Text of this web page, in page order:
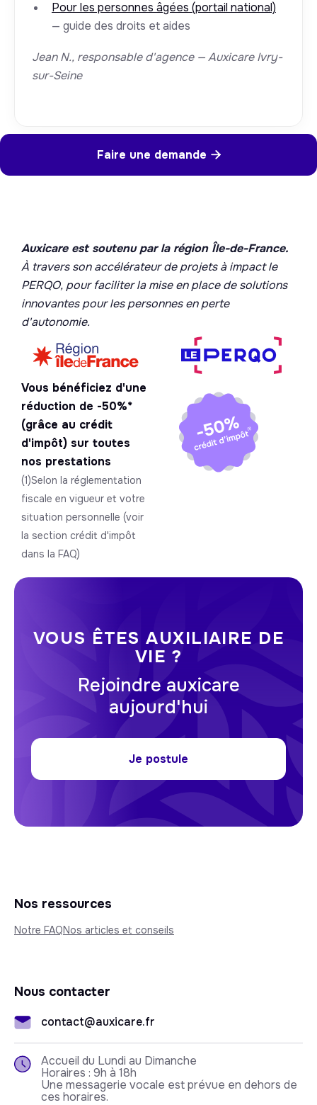
Pour les personnes âgées (portail national)
— guide des droits et aides
Jean N., responsable d'agence — Auxicare Ivry-
sur-Seine
Faire une demande 
Auxicare est soutenu par la région Île-de-France.
À travers son accélérateur de projets à impact le
PERQO, pour faciliter la mise en place de solutions
innovantes pour les personnes en perte
d'autonomie.
Vous bénéficiez d'une
réduction de -50%*
(grâce au crédit
d'impôt) sur toutes
nos prestations
(1)Selon la réglementation
fiscale en vigueur et votre
situation personnelle (voir
la section crédit d'impôt
dans la FAQ)
VOUS ÊTES AUXILIAIRE DE
VIE ?
Rejoindre auxicare
aujourd'hui
Je postule
Nos ressources
Notre FAQNos articles et conseils
Nous contacter
contact@auxicare.fr
Accueil du Lundi au Dimanche
Horaires : 9h à 18h
Une messagerie vocale est prévue en dehors de
ces horaires.